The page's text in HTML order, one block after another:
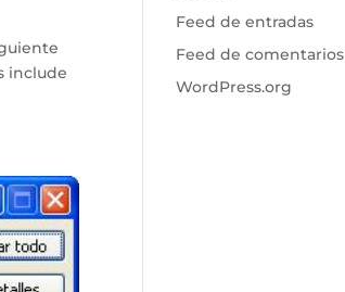
include
Feed de entradas
Feed de comentarios
WordPress.org